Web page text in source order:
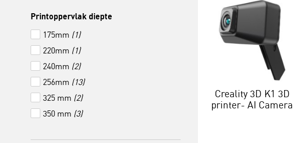
Printoppervlak diepte
175mm (1)
220mm (1)
240mm (2)
256mm (13)
325 mm (2)
350 mm (3)
Creality 3D K1 3D
printer- AI Camera